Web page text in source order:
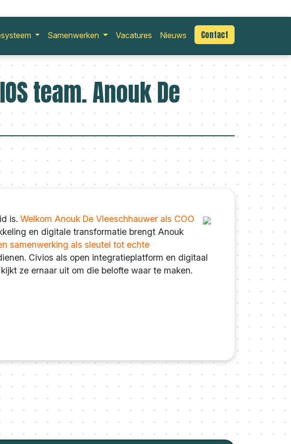
Samenwerken Vacatures Nieuws Contact
team. Anouk De
is. Welkom Anouk De Vleeschhauwer als COO
en digitale transformatie brengt Anouk
samenwerking als sleutel tot echte
Civios als open integratieplatform en digitaal
ze ernaar uit om die belofte waar te maken.